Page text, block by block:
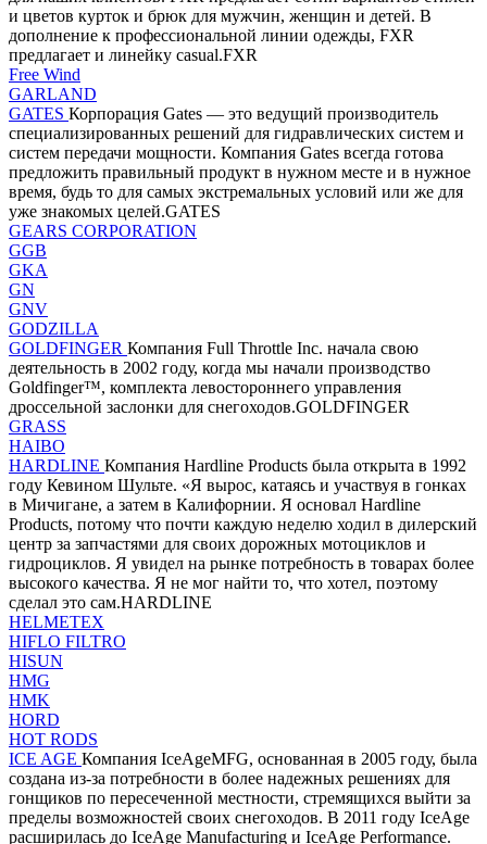
и цветов курток и брюк для мужчин, женщин и детей. В
дополнение к профессиональной линии одежды, FXR
предлагает и линейку casual.FXR
Free Wind
GARLAND
GATES Корпорация Gates — это ведущий производитель
специализированных решений для гидравлических систем и
систем передачи мощности. Компания Gates всегда готова
предложить правильный продукт в нужном месте и в нужное
время, будь то для самых экстремальных условий или же для
уже знакомых целей.GATES
GEARS CORPORATION
GGB
GKA
GN
GNV
GODZILLA
GOLDFINGER Компания Full Throttle Inc. начала свою
деятельность в 2002 году, когда мы начали производство
Goldfinger™, комплекта левостороннего управления
дроссельной заслонки для снегоходов.GOLDFINGER
GRASS
HAIBO
HARDLINE Компания Hardline Products была открыта в 1992
году Кевином Шульте. «Я вырос, катаясь и участвуя в гонках
в Мичигане, а затем в Калифорнии. Я основал Hardline
Products, потому что почти каждую неделю ходил в дилерский
центр за запчастями для своих дорожных мотоциклов и
гидроциклов. Я увидел на рынке потребность в товарах более
высокого качества. Я не мог найти то, что хотел, поэтому
сделал это сам.HARDLINE
HELMETEX
HIFLO FILTRO
HISUN
HMG
HMK
HORD
HOT RODS
ICE AGE Компания IceAgeMFG, основанная в 2005 году, была
создана из-за потребности в более надежных решениях для
гонщиков по пересеченной местности, стремящихся выйти за
пределы возможностей своих снегоходов. В 2011 году IceAge
расширилась до IceAge Manufacturing и IceAge Performance.